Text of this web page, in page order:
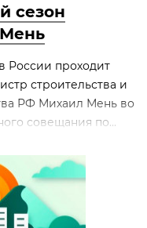
сезон
России проходит
строительства и
РФ Михаил Мень во
совещания по...